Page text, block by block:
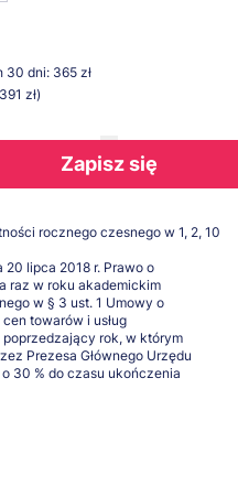
30 dni: 365 zł
zł)
Zapisz się
rocznego czesnego w 1, 2, 10
lipca 2018 r. Prawo o
raz w roku akademickim
w § 3 ust. 1 Umowy o
towarów i usług
rok, w którym
Prezesa Głównego Urzędu
30 % do czasu ukończenia